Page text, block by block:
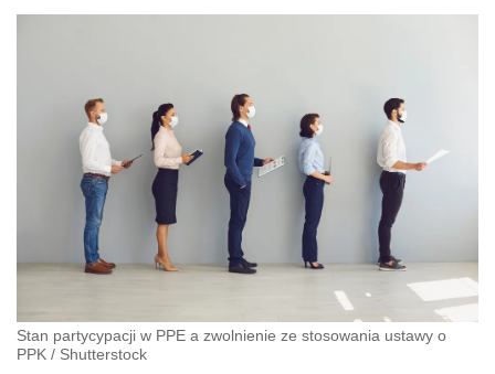
Stan partycypacji w PPE a zwolnienie ze stosowania ustawy o
PPK / Shutterstock